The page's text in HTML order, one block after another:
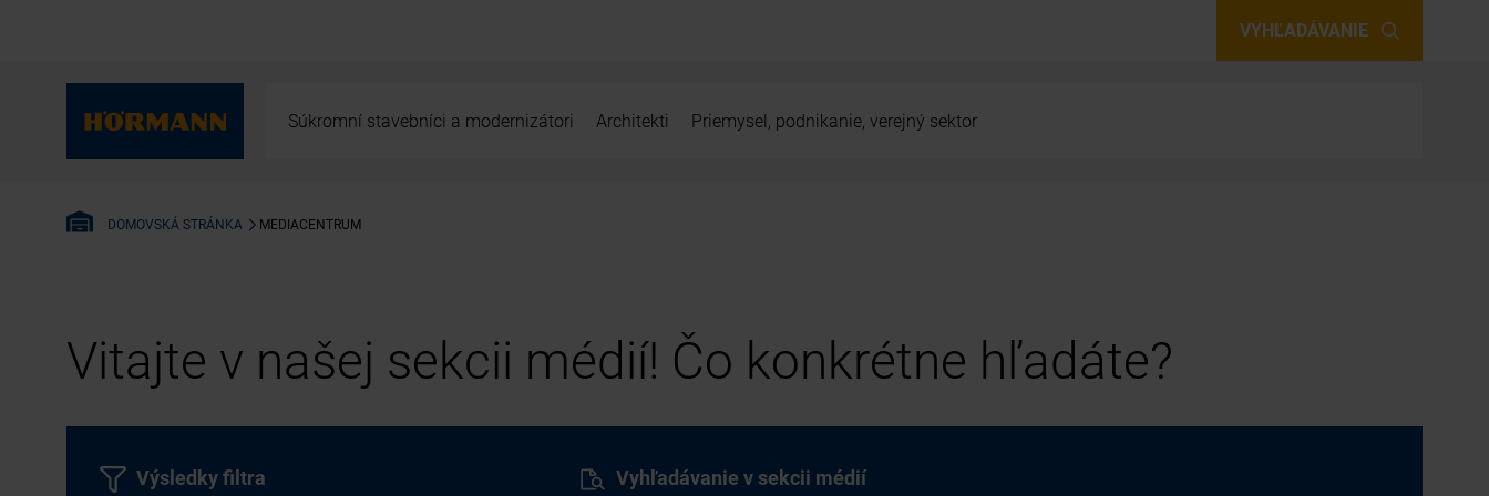
VYHĽADÁVANIE
Súkromní stavebníci a modernizátori Architekti Priemysel, podnikanie, verejný sektor
DOMOVSKÁ STRÁNKA MEDIACENTRUM
Vitajte v našej sekcii médií! Čo konkrétne hľadáte?
Vyhľadávanie v sekcii médií
Výsledky filtra